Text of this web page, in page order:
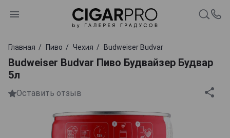
Главная Пиво Чехия Budweiser Budvar
Budweiser Budvar Пиво Будвайзер Будвар
5л
Оставить отзыв